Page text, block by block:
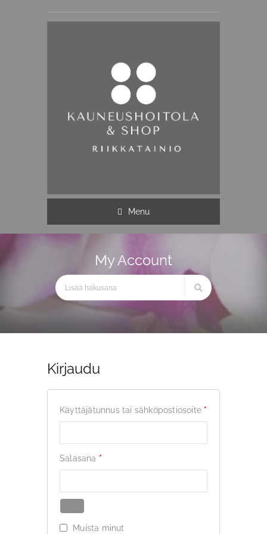
Menu
My Account
Kirjaudu
Käyttäjätunnus tai sähköpostiosoite *
Salasana *
Muista minut